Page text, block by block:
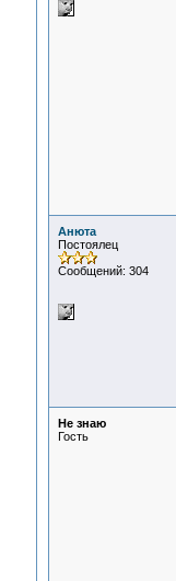
Анюта
Постоялец
Сообщений: 304
Не знаю
Гость